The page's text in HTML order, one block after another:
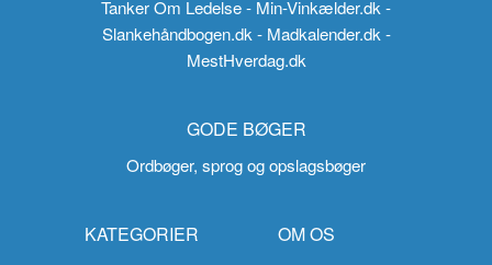
Tanker Om Ledelse- Min-Vinkælder.dk -
Slankehåndbogen.dk - Madkalender.dk -
MestHverdag.dk
GODE BØGER
Ordbøger, sprog og opslagsbøger
KATEGORIER OM OS